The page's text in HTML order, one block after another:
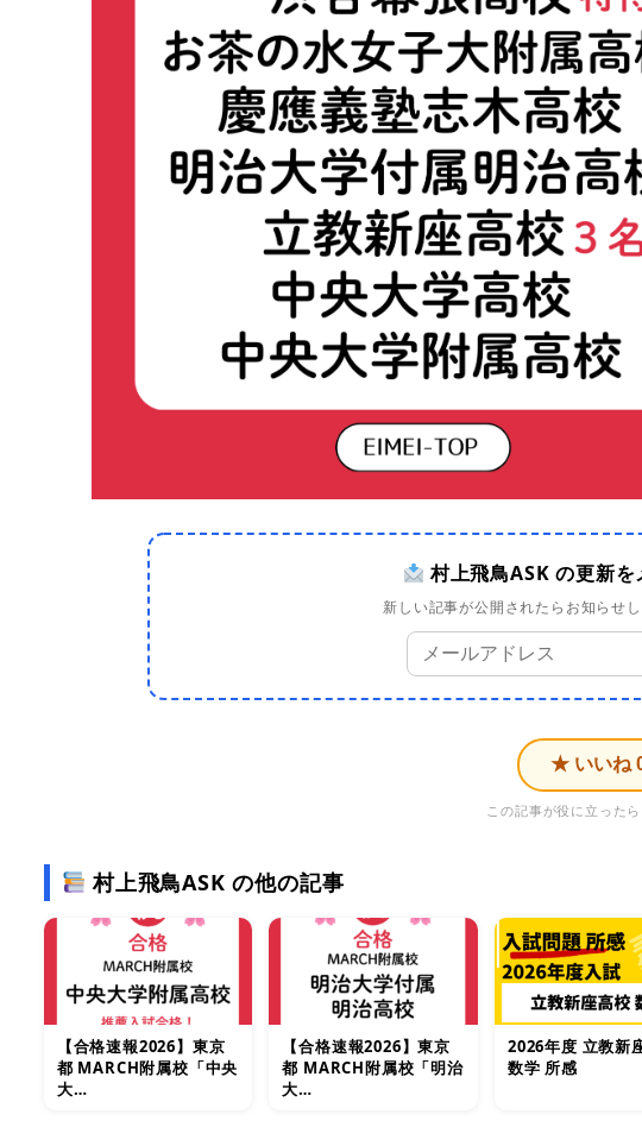
村上飛鳥ASK の更新を
新しい記事が公開されたらお知らせ
★ いいね
この記事が役に立ったら
村上飛鳥ASK の他の記事
【合格速報2026】東京
都 MARCH附属校「中央
大…
【合格速報2026】東京
都 MARCH附属校「明治
大…
2026年度 立教新
数学 所感